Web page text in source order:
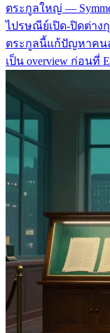
ตระกูลใหญ่ —
ไปรษณีย์เปิด-ปิดต่าง
ตระกูลนี้แก้ปัญหาคน
เป็น overview ก่อนที่